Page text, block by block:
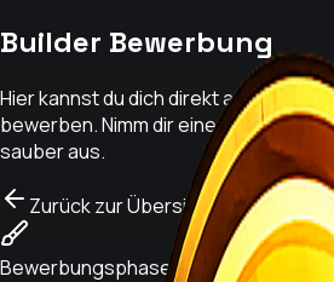
Builder Bewerbung
Hier kannst du dich direkt auf die
bewerben. Nimm dir einen Moment
sauber aus.
Zurück zur Übersicht
Bewerbungsphase offen